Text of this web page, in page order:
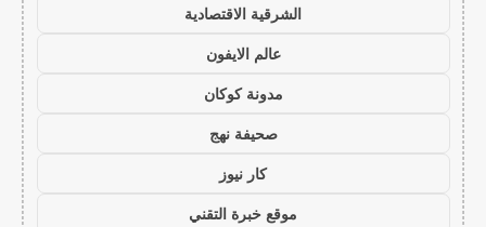
الشرقية الاقتصادية
عالم الايفون
مدونة كوكان
صحيفة نهج
كار نيوز
موقع خبرة التقني